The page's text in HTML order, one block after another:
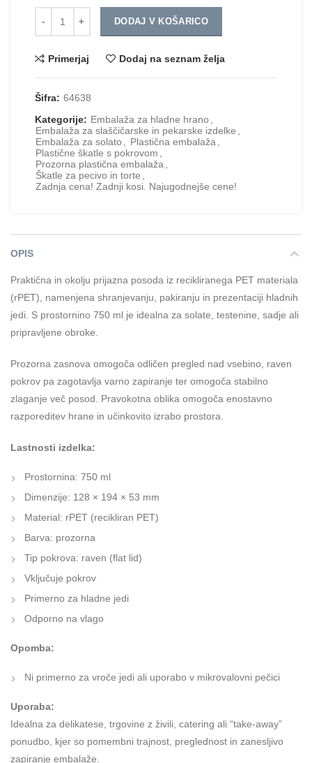
DODAJ V KOŠARICO
Primerjaj Dodaj na seznam želja
Šifra: 64638
Kategorije: Embalaža za hladne hrano
Embalaža za slaščičarske in pekarske izdelke
Embalaža za solato
Plastična embalaža
Plastične škatle s pokrovom
Prozorna plastična embalaža
Škatle za pecivo in torte
Zadnja cena! Zadnji kosi. Najugodnejše cene!
OPIS
Praktična in okolju prijazna posoda iz recikliranega PET materiala
(rPET), namenjena shranjevanju, pakiranju in prezentaciji hladnih
jedi. S prostornino 750 ml je idealna za solate, testenine, sadje ali
pripravljene obroke.
Prozorna zasnova omogoča odličen pregled nad vsebino, raven
pokrov pa zagotavlja varno zapiranje ter omogoča stabilno
zlaganje več posod. Pravokotna oblika omogoča enostavno
razporeditev hrane in učinkovito izrabo prostora.
Lastnosti izdelka:
Prostornina: 750 ml
Dimenzije: 128 × 194 × 53 mm
Material: rPET (recikliran PET)
Barva: prozorna
Tip pokrova: raven (flat lid)
Vključuje pokrov
Primerno za hladne jedi
Odporno na vlago
Opomba:
Ni primerno za vroče jedi ali uporabo v mikrovalovni pečici
Uporaba:
Idealna za delikatese, trgovine z živili, catering ali “take-away”
ponudbo, kjer so pomembni trajnost, preglednost in zanesljivo
zapiranje embalaže.